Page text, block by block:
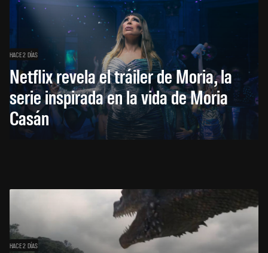
HACE 2 DÍAS
Netflix revela el tráiler de Moria, la
serie inspirada en la vida de Moria
Casán
HACE 2 DÍAS